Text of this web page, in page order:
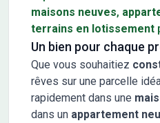
maisons neuves,
terrains en lotissement
Un bien pour chaque
Que vous souhaitiez
rêves sur une parcelle
rapidement dans une
dans un appartement